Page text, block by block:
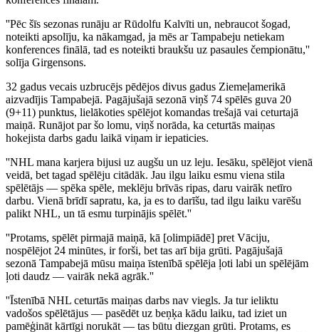
''Pēc šīs sezonas runāju ar Rūdolfu Kalvīti un, nebraucot šogad,
noteikti apsolīju, ka nākamgad, ja mēs ar Tampabeju netiekam
konferences finālā, tad es noteikti braukšu uz pasaules čempionātu,''
solīja Girgensons.
32 gadus vecais uzbrucējs pēdējos divus gadus Ziemeļamerikā
aizvadījis Tampabejā. Pagājušajā sezonā viņš 74 spēlēs guva 20
(9+11) punktus, lielākoties spēlējot komandas trešajā vai ceturtajā
maiņā. Runājot par šo lomu, viņš norāda, ka ceturtās maiņas
hokejista darbs gadu laikā viņam ir iepaticies.
''NHL mana karjera bijusi uz augšu un uz leju. Iesāku, spēlējot vienā
veidā, bet tagad spēlēju citādāk. Jau ilgu laiku esmu viena stila
spēlētājs — spēka spēle, meklēju brīvās ripas, daru vairāk netīro
darbu. Vienā brīdī sapratu, ka, ja es to darīšu, tad ilgu laiku varēšu
palikt NHL, un tā esmu turpinājis spēlēt.''
''Protams, spēlēt pirmajā maiņā, kā [olimpiādē] pret Vāciju,
nospēlējot 24 minūtes, ir forši, bet tas arī bija grūti. Pagājušajā
sezonā Tampabejā mūsu maiņa īstenībā spēlēja ļoti labi un spēlējām
ļoti daudz — vairāk nekā agrāk.''
''Īstenībā NHL ceturtās maiņas darbs nav viegls. Ja tur ieliktu
vadošos spēlētājus — pasēdēt uz beņķa kādu laiku, tad iziet un
pamēģināt kārtīgi norukāt — tas būtu diezgan grūti. Protams, es